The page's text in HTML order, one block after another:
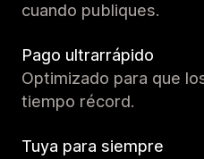
cuando publiques.
Pago ultrarrápido
Optimizado para que
tiempo récord.
Tuya para siempre